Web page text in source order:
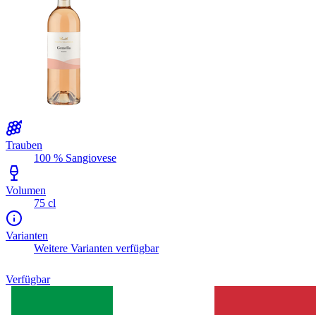
Trauben
100 % Sangiovese
Volumen
75 cl
Varianten
Weitere Varianten verfügbar
Verfügbar